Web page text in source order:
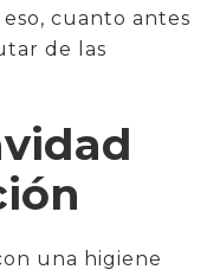
cuanto antes
de las
una higiene